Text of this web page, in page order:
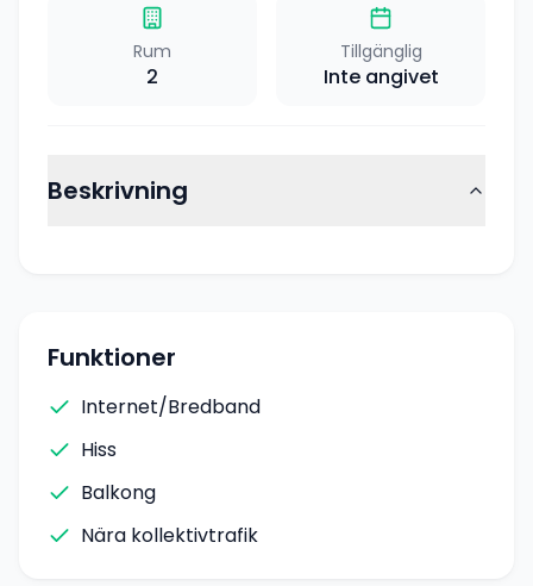
Rum
2
Tillgänglig
Inte angivet
Beskrivning
Funktioner
Internet/Bredband
Hiss
Balkong
Nära kollektivtrafik